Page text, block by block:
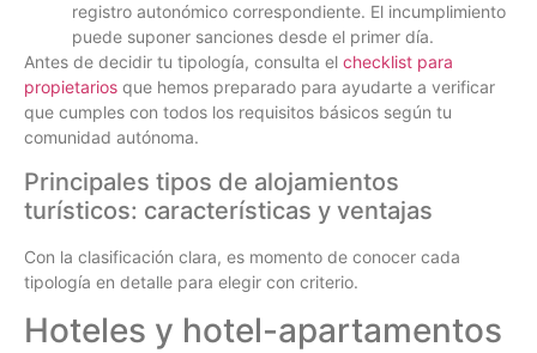
registro autonómico correspondiente. El incumplimiento
puede suponer sanciones desde el primer día.
Antes de decidir tu tipología, consulta el checklist para
propietarios que hemos preparado para ayudarte a verificar
que cumples con todos los requisitos básicos según tu
comunidad autónoma.
Principales tipos de alojamientos
turísticos: características y ventajas
Con la clasificación clara, es momento de conocer cada
tipología en detalle para elegir con criterio.
Hoteles y hotel-apartamentos